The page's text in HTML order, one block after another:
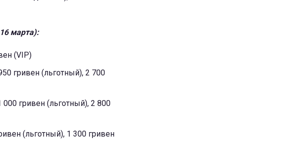
марта):
(VIP)
гривен (льготный), 2 700
000 гривен (льготный), 2 800
(льготный), 1 300 гривен